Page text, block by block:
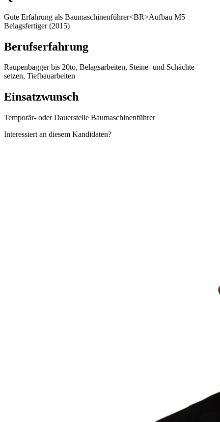
Gute Erfahrung als Baumaschinenführer<BR>Aufbau M5
Belagsfertiger (2015)
Berufserfahrung
Raupenbagger bis 20to, Belagsarbeiten, Steine- und Schächte
setzen, Tiefbauarbeiten
Einsatzwunsch
Temporär- oder Dauerstelle Baumaschinenführer
Interessiert an diesem Kandidaten?